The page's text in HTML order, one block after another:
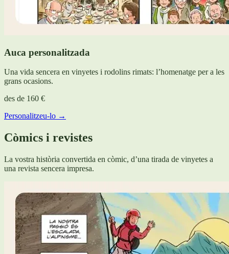
Auca personalitzada
Una vida sencera en vinyetes i rodolins rimats: l’homenatge per a les
grans ocasions.
des de 160 €
Personalitzeu-lo →
Còmics i revistes
La vostra història convertida en còmic, d’una tirada de vinyetes a
una revista sencera impresa.